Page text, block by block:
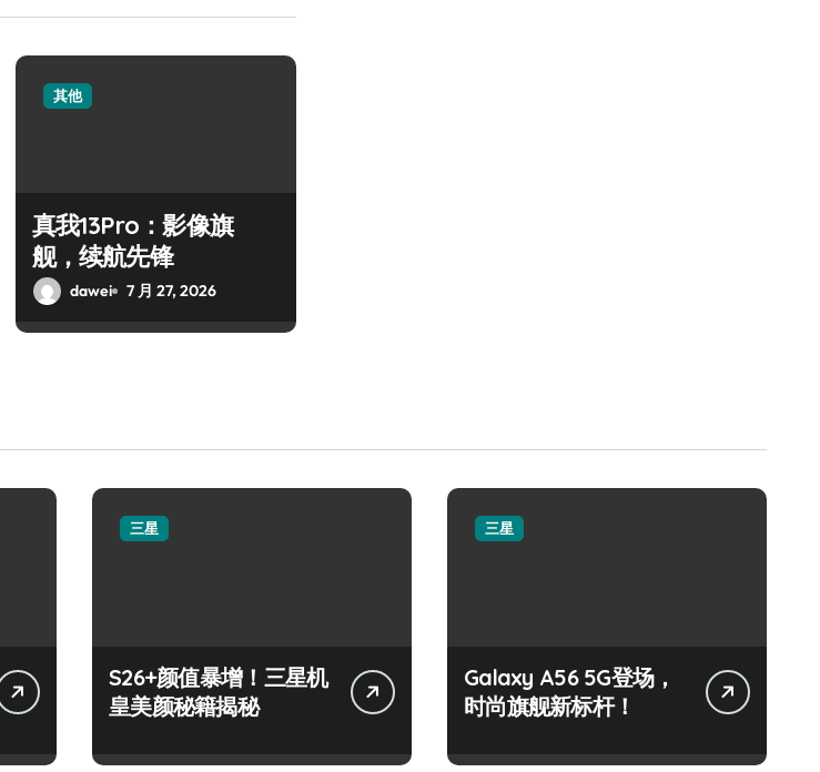
其他
真我13Pro：影像旗
舰，续航先锋
dawei 7 月 27, 2026
三星
S26+颜值暴增！三星机
皇美颜秘籍揭秘
三星
Galaxy A56 5G登场，
时尚旗舰新标杆！